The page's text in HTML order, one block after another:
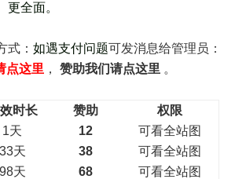
更全面。
式： 如遇支付问题可发消息给管理员：
点这里 ， 赞助我们请点这里 。
时长 赞助
权限
1天 12
可看全站图
33天 38
可看全站图
98天 68
可看全站图